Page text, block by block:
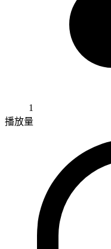
1
播放量